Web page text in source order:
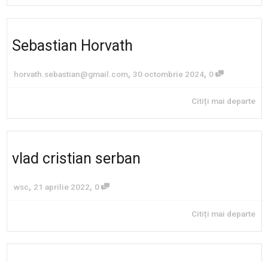
Sebastian Horvath
horvath.sebastian@gmail.com, 30 octombrie 2024, 0
Citiți mai departe
vlad cristian serban
wsc, 21 aprilie 2022, 0
Citiți mai departe